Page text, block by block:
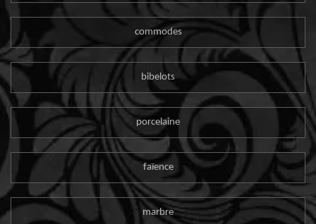
commodes
bibelots
porcelaine
faïence
marbre